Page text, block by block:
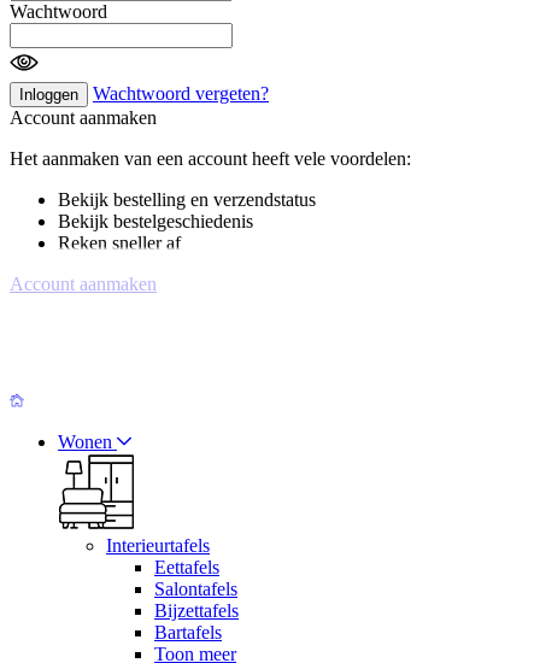
Wachtwoord
Inloggen
Wachtwoord vergeten?
Account aanmaken
Het aanmaken van een account heeft vele voordelen:
Bekijk bestelling en verzendstatus
Bekijk bestelgeschiedenis
Reken sneller af
Account aanmaken
Wonen
Interieurtafels
Eettafels
Salontafels
Bijzettafels
Bartafels
Toon meer